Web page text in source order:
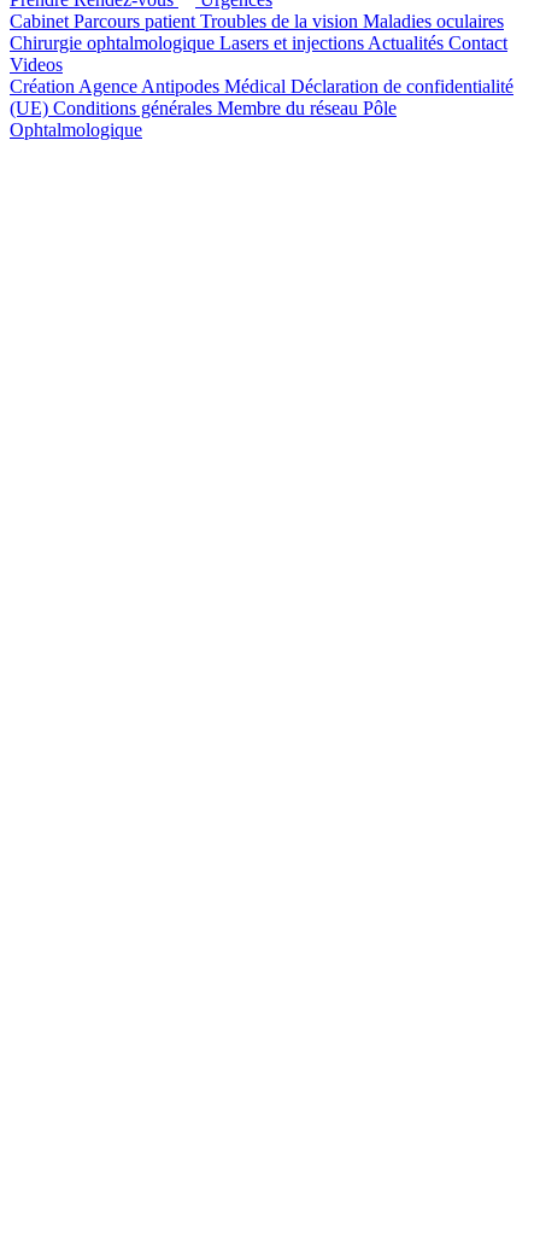
Cabinet Parcours patient Troubles de la vision Maladies oculaires
Chirurgie ophtalmologique Lasers et injections Actualités Contact
Videos
Création Agence Antipodes Médical Déclaration de confidentialité
(UE) Conditions générales Membre du réseau Pôle
Ophtalmologique